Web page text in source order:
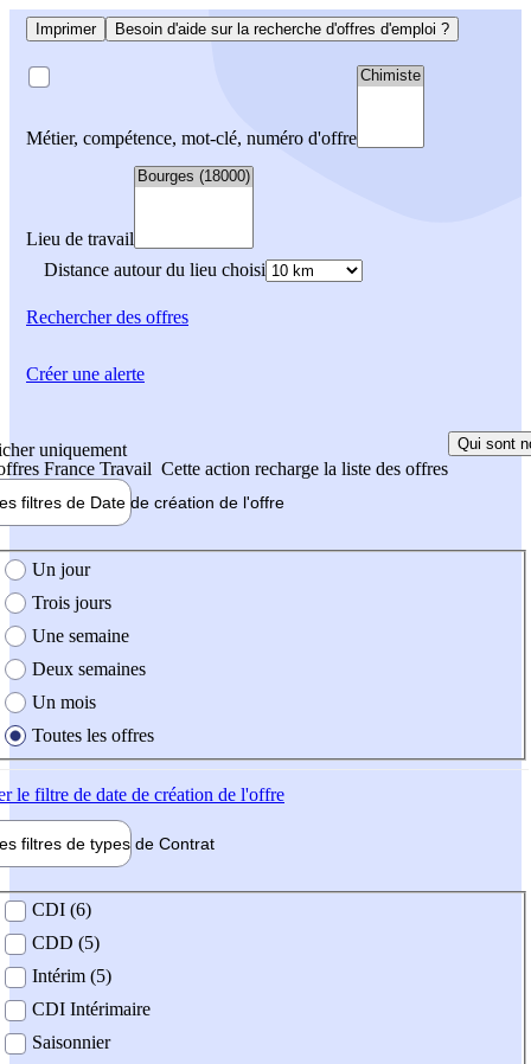
Imprimer Besoin d'aide sur la recherche d'offres d'emploi ?
Métier, compétence, mot-clé, numéro d'offre
Lieu de travail
Distance autour du lieu choisi
Rechercherdes offres
uniquement
France Travail Cette action recharge la liste des offres
Qui sont
filtres de Date de création de l'offre
création de l'offre
Un jour
Trois jours
Une semaine
Deux semaines
Un mois
Toutes les offres
le filtre de date de création de l'offre
filtres de types de Contrat
contrat
CDI (6)
CDD (5)
Intérim (5)
CDI Intérimaire
Saisonnier
Créer une alerte